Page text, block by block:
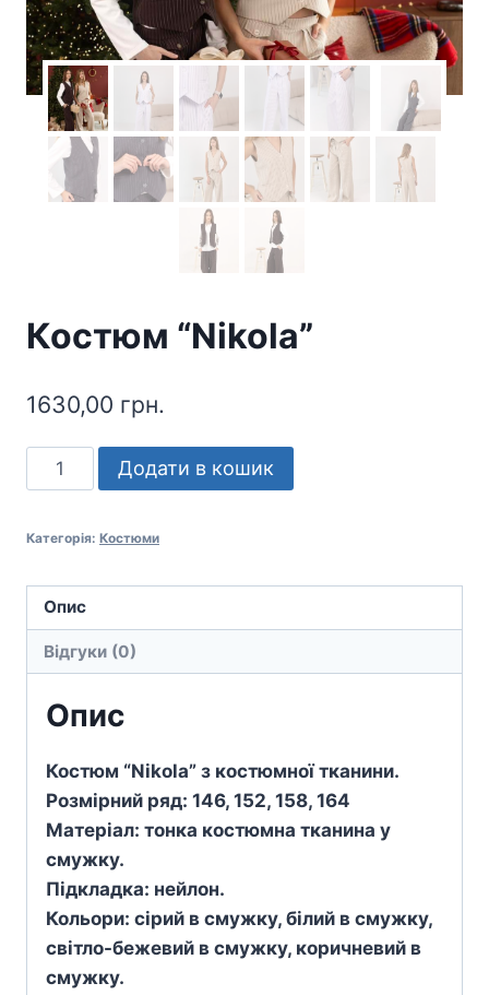
Костюм “Nikola”
1630,00 грн.
Костюм
"Nikola"
Додати в кошик
Категорія: Костюми
Опис
Відгуки (0)
Опис
Костюм “Nikola” з костюмної тканини.
Розмірний ряд: 146, 152, 158, 164
Матеріал: тонка костюмна тканина у
смужку.
Підкладка: нейлон.
Кольори: сірий в смужку, білий в смужку,
світло-бежевий в смужку, коричневий в
смужку.